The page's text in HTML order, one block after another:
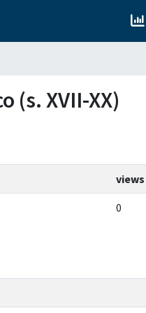
(s. XVII-XX)
views
0